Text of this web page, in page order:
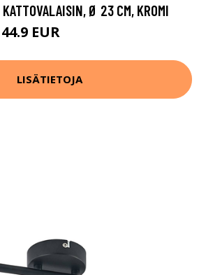
Ø 23 CM, KROMI
44.9 EUR
LISÄTIETOJA